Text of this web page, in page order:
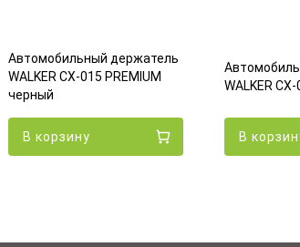
Автомобильный держатель
WALKER CX-015 PREMIUM
черный
В корзину
WALKER
В